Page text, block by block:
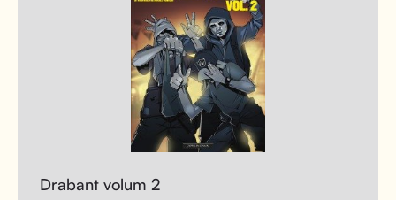
Drabant volum 2